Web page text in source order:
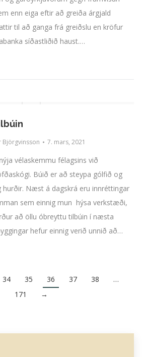
enn eiga eftir að greiða árgjald
til að ganga frá greiðslu en kröfur
síðastliðið haust.…
Björgvinsson 7. mars, 2021
vélaskemmu félagsins við
Búið er að steypa gólfið og
hurðir. Næst á dagskrá eru innréttingar
sem einnig mun hýsa verkstæði,
að öllu óbreyttu tilbúin í næsta
hefur einnig verið unnið að…
34 35 36 37 38
…
171
→